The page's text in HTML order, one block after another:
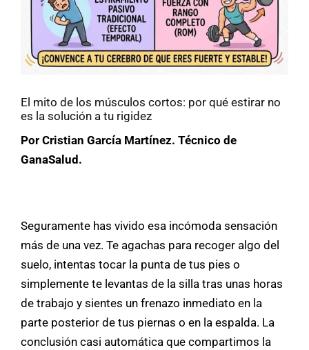
El mito de los músculos cortos: por qué estirar no
es la solución a tu rigidez
Por Cristian García Martínez. Técnico de
GanaSalud.
Seguramente has vivido esa incómoda sensación
más de una vez. Te agachas para recoger algo del
suelo, intentas tocar la punta de tus pies o
simplemente te levantas de la silla tras unas horas
de trabajo y sientes un frenazo inmediato en la
parte posterior de tus piernas o en la espalda. La
conclusión casi automática que compartimos la